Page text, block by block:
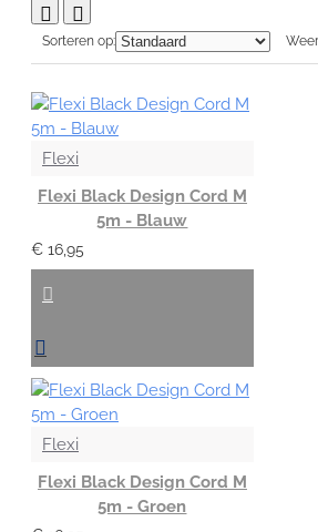
Sorteren op:
Flexi
Flexi Black Design Cord M
5m - Blauw
€ 16,95
Flexi
Flexi Black Design Cord M
5m - Groen